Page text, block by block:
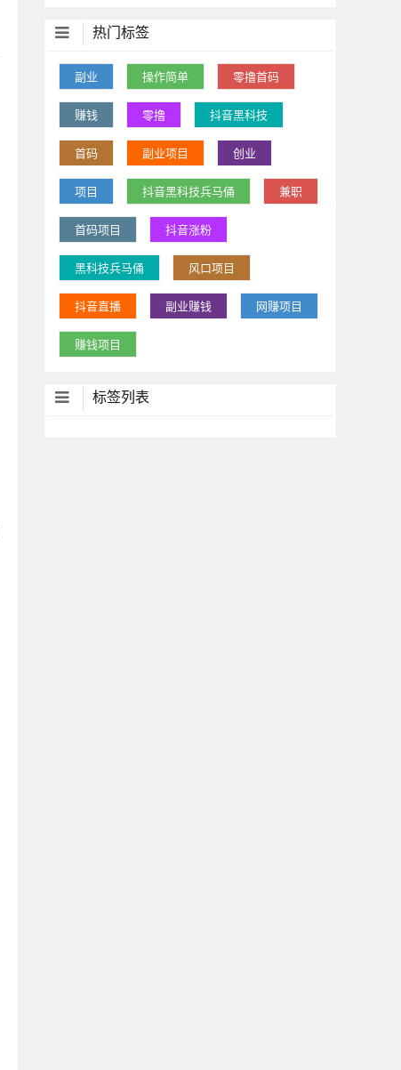
热门标签
副业 操作简单 零撸首码
赚钱 零撸 抖音黑科技
首码 副业项目 创业
项目 抖音黑科技兵马俑 兼职
首码项目 抖音涨粉
黑科技兵马俑 风口项目
抖音直播 副业赚钱 网赚项目
赚钱项目
标签列表